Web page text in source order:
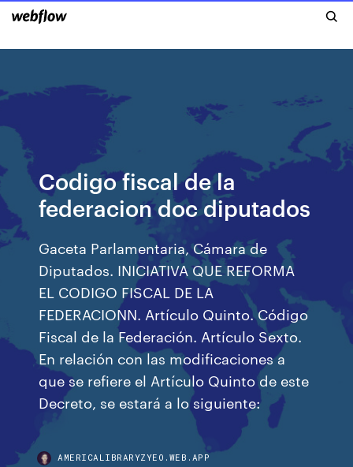
Codigo fiscal de la
federacion doc diputados
Gaceta Parlamentaria, Cámara de
Diputados. INICIATIVA QUE REFORMA
EL CODIGO FISCAL DE LA
FEDERACIONN. Artículo Quinto. Código
Fiscal de la Federación. Artículo Sexto.
En relación con las modificaciones a
que se refiere el Artículo Quinto de este
Decreto, se estará a lo siguiente:
AMERICALIBRARYZYEO.WEB.APP